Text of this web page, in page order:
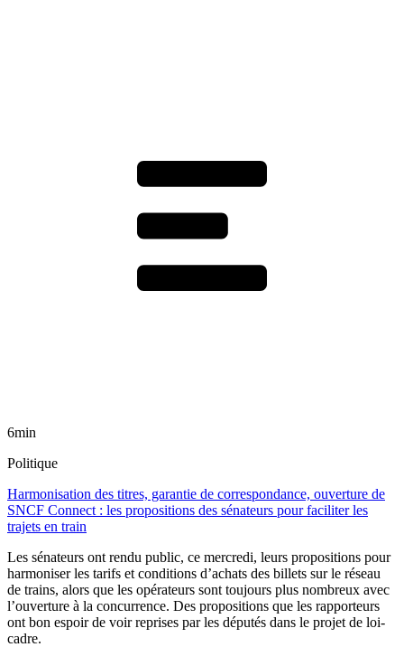
6min
Politique
Harmonisation des titres, garantie de correspondance, ouverture de
SNCF Connect : les propositions des sénateurs pour faciliter les
trajets en train
Les sénateurs ont rendu public, ce mercredi, leurs propositions pour
harmoniser les tarifs et conditions d’achats des billets sur le réseau
de trains, alors que les opérateurs sont toujours plus nombreux avec
l’ouverture à la concurrence. Des propositions que les rapporteurs
ont bon espoir de voir reprises par les députés dans le projet de loi-
cadre.